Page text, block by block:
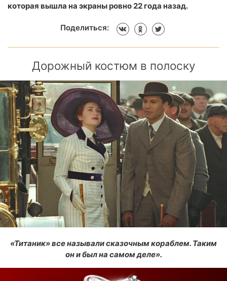
которая вышла на экраны ровно 22 года назад.
Поделиться:
Дорожный костюм в полоску
«Титаник» все называли сказочным кораблем. Таким
он и был на самом деле».